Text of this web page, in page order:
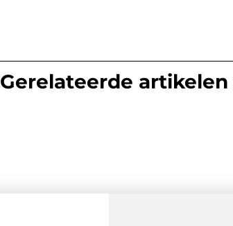
Gerelateerde artikelen